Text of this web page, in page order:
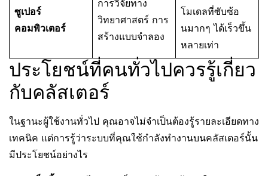
ซูเปอร์
คอมพิวเตอร์
การวิจัยทาง
วิทยาศาสตร์ การ
สร้างแบบจำลอง
โมเดลที่ซับซ้อ
นมากๆ ได้เร็วขึ้น
หลายเท่า
ประโยชน์ที่คนทั่วไปควรรู้เกี่ยว
กับคลัสเตอร์
ในฐานะผู้ใช้งานทั่วไป คุณอาจไม่จำเป็นต้องรู้รายละเอียดทาง
เทคนิค แต่การรู้ว่าระบบที่คุณใช้กำลังทำงานบนคลัสเตอร์นั้น
มีประโยชน์อย่างไร